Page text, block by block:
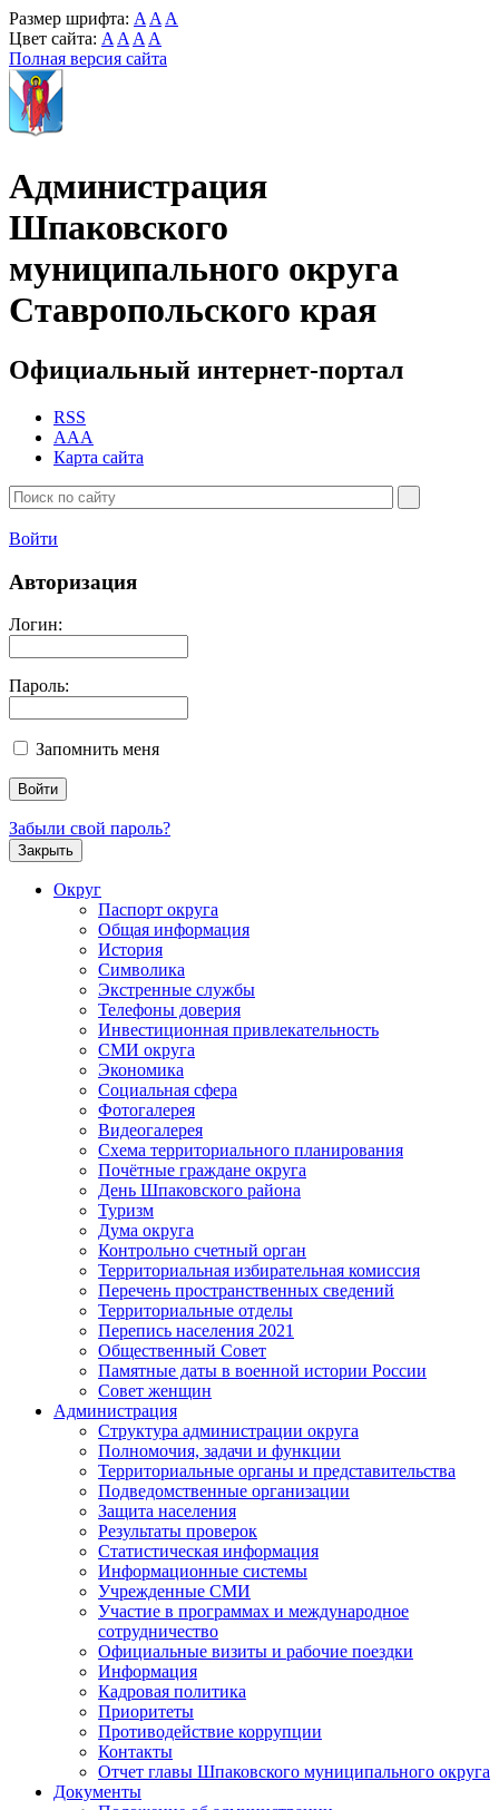
Размер шрифта: A A A
Цвет сайта: A A A A
Полная версия сайта
Администрация
Шпаковского
муниципального округа
Ставропольского края
Официальный интернет-портал
RSS
AAA
Карта сайта
Войти
Авторизация
Логин:
Пароль:
Запомнить меня
Забыли свой пароль?
Закрыть
Округ
Паспорт округа
Общая информация
История
Символика
Экстренные службы
Телефоны доверия
Инвестиционная привлекательность
СМИ округа
Экономика
Социальная сфера
Фотогалерея
Видеогалерея
Схема территориального планирования
Почётные граждане округа
День Шпаковского района
Туризм
Дума округа
Контрольно счетный орган
Территориальная избирательная комиссия
Перечень пространственных сведений
Территориальные отделы
Перепись населения 2021
Общественный Совет
Памятные даты в военной истории России
Совет женщин
Администрация
Структура администрации округа
Полномочия, задачи и функции
Территориальные органы и представительства
Подведомственные организации
Защита населения
Результаты проверок
Статистическая информация
Информационные системы
Учрежденные СМИ
Участие в программах и международное
сотрудничество
Официальные визиты и рабочие поездки
Информация
Кадровая политика
Приоритеты
Противодействие коррупции
Контакты
Отчет главы Шпаковского муниципального округа
Документы